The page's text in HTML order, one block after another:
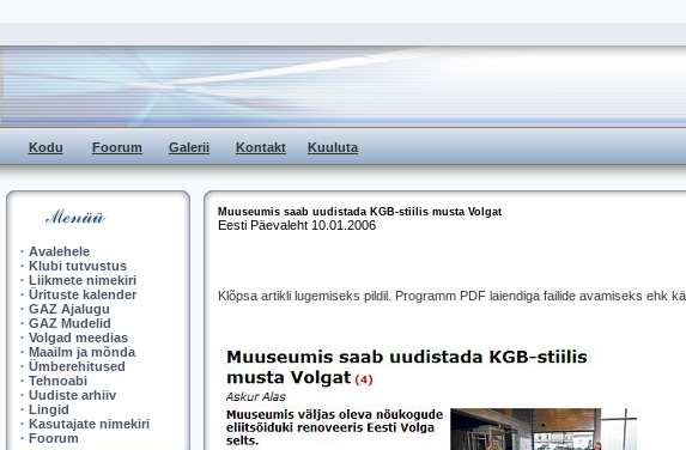
Kodu Foorum Galerii Kontakt Kuuluta
· Avalehele
· Klubi tutvustus
· Liikmete nimekiri
· Ürituste kalender
· GAZ Ajalugu
· GAZ Mudelid
· Volgad meedias
· Maailm ja mõnda
· Ümberehitused
· Tehnoabi
· Uudiste arhiiv
· Lingid
· Kasutajate nimekiri
· Foorum
Muuseumis saab uudistada KGB-stiilis musta Volgat
Eesti Päevaleht 10.01.2006
Klõpsa artikli lugemiseks pildil. Programm PDF laiendiga failide avamiseks ehk